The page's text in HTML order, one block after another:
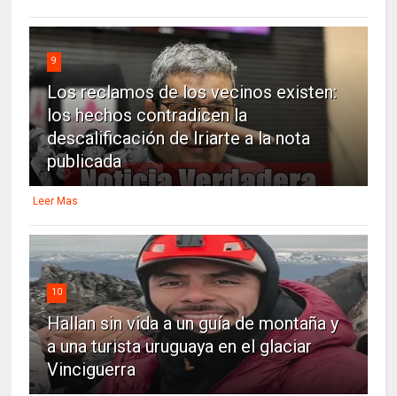
9
Los reclamos de los vecinos existen:
los hechos contradicen la
descalificación de Iriarte a la nota
publicada
Leer Mas
10
Hallan sin vida a un guía de montaña y
a una turista uruguaya en el glaciar
Vinciguerra